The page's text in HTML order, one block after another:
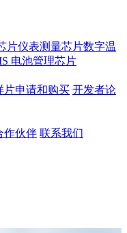
片仪表测量芯片数字温
电池管理芯片
片申请和购买 开发者论
作伙伴 联系我们